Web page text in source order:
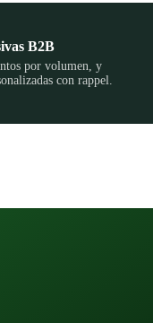
B2B
por volumen, y
con rappel.